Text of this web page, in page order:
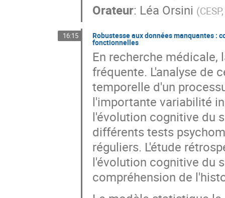
Orateur: Léa Orsini (
16:15 Robustesse aux données manquantes :
fonctionnelles
En recherche
fréquente. L'analyse de
temporelle d'un
l'importante variabilité
l'évolution cognitive du
différents tests
réguliers. L'étude
l'évolution cognitive du
compréhension de